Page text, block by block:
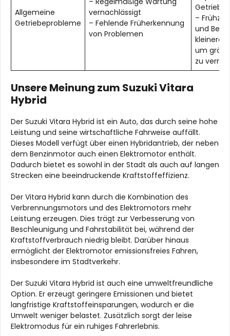
Allgemeine
Getriebeprobleme
vernachlässigt
– Fehlende Früherkennung
von Problemen
Getriebes
–
und
kleinerer
um
zu
Unsere Meinung zum Suzuki Vitara
Hybrid
Der Suzuki Vitara Hybrid ist ein Auto, das durch seine hohe
Leistung und seine wirtschaftliche Fahrweise auffällt.
Dieses Modell verfügt über einen Hybridantrieb, der neben
dem Benzinmotor auch einen Elektromotor enthält.
Dadurch bietet es sowohl in der Stadt als auch auf langen
Strecken eine beeindruckende Kraftstoffeffizienz.
Der Vitara Hybrid kann durch die Kombination des
Verbrennungsmotors und des Elektromotors mehr
Leistung erzeugen. Dies trägt zur Verbesserung von
Beschleunigung und Fahrstabilität bei, während der
Kraftstoffverbrauch niedrig bleibt. Darüber hinaus
ermöglicht der Elektromotor emissionsfreies Fahren,
insbesondere im Stadtverkehr.
Der Suzuki Vitara Hybrid ist auch eine umweltfreundliche
Option. Er erzeugt geringere Emissionen und bietet
langfristige Kraftstoffeinsparungen, wodurch er die
Umwelt weniger belastet. Zusätzlich sorgt der leise
Elektromodus für ein ruhiges Fahrerlebnis.